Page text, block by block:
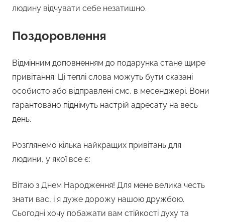
людину відчувати себе незатишно.
Поздоровлення
Відмінним доповненням до подарунка стане щире
привітання. Ці теплі слова можуть бути сказані
особисто або відправлені смс, в месенджері. Вони
гарантовано піднімуть настрій адресату на весь
день.
Розглянемо кілька найкращих привітань для
людини, у якої все є:
Вітаю з Днем Народження! Для мене велика честь
знати вас, і я дуже дорожу нашою дружбою.
Сьогодні хочу побажати вам стійкості духу та